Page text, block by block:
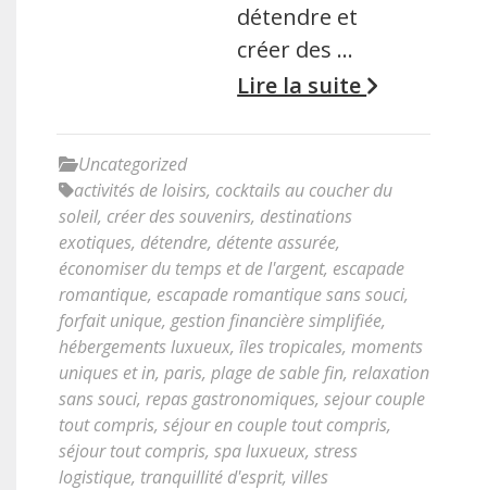
détendre et
créer des …
Lire la suite
Uncategorized
activités de loisirs, cocktails au coucher du
soleil, créer des souvenirs, destinations
exotiques, détendre, détente assurée,
économiser du temps et de l'argent, escapade
romantique, escapade romantique sans souci,
forfait unique, gestion financière simplifiée,
hébergements luxueux, îles tropicales, moments
uniques et in, paris, plage de sable fin, relaxation
sans souci, repas gastronomiques, sejour couple
tout compris, séjour en couple tout compris,
séjour tout compris, spa luxueux, stress
logistique, tranquillité d'esprit, villes